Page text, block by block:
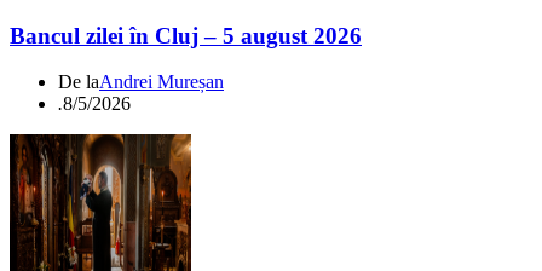
Bancul zilei în Cluj – 5 august 2026
De laAndrei Mureșan
.8/5/2026